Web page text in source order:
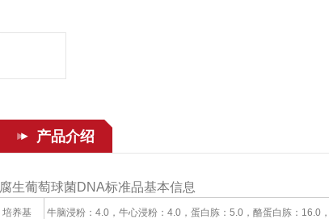
产品介绍
腐生葡萄球菌DNA标准品基本信息
培养基 牛脑浸粉：4.0，牛心浸粉：4.0，蛋白胨：5.0，酪蛋白胨：16.0